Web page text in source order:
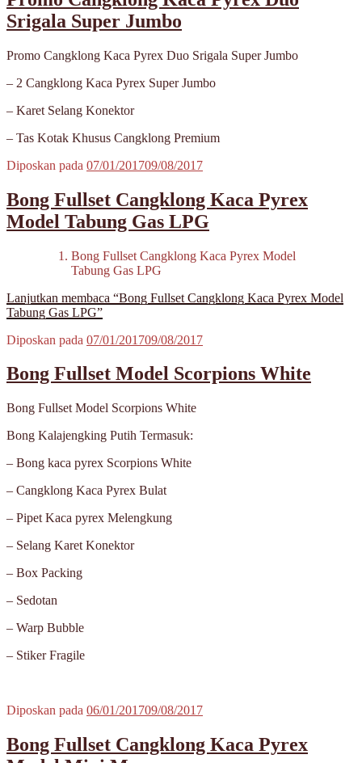
Srigala Super Jumbo
Promo Cangklong Kaca Pyrex Duo Srigala Super Jumbo
– 2 Cangklong Kaca Pyrex Super Jumbo
– Karet Selang Konektor
– Tas Kotak Khusus Cangklong Premium
Diposkan pada 07/01/201709/08/2017
Bong Fullset Cangklong Kaca Pyrex
Model Tabung Gas LPG
Bong Fullset Cangklong Kaca Pyrex Model
Tabung Gas LPG
Lanjutkan membaca “Bong Fullset Cangklong Kaca Pyrex Model
Tabung Gas LPG”
Diposkan pada 07/01/201709/08/2017
Bong Fullset Model Scorpions White
Bong Fullset Model Scorpions White
Bong Kalajengking Putih Termasuk:
– Bong kaca pyrex Scorpions White
– Cangklong Kaca Pyrex Bulat
– Pipet Kaca pyrex Melengkung
– Selang Karet Konektor
– Box Packing
– Sedotan
– Warp Bubble
– Stiker Fragile
Diposkan pada 06/01/201709/08/2017
Bong Fullset Cangklong Kaca Pyrex